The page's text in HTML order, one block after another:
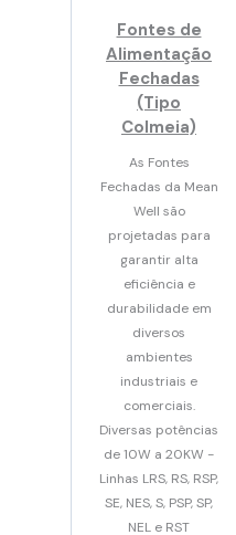
Fontes de
Alimentação
Fechadas
(Tipo
Colmeia)
As Fontes
Fechadas da Mean
Well são
projetadas para
garantir alta
eficiência e
durabilidade em
diversos
ambientes
industriais e
comerciais.
Diversas potências
de 10W a 20KW -
Linhas LRS, RS, RSP,
SE, NES, S, PSP, SP,
NEL e RST